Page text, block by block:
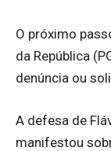
O próximo
da República
denúncia ou
A defesa de
manifestou